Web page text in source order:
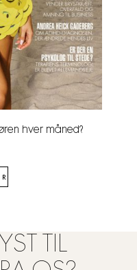
hver måned?
TIL